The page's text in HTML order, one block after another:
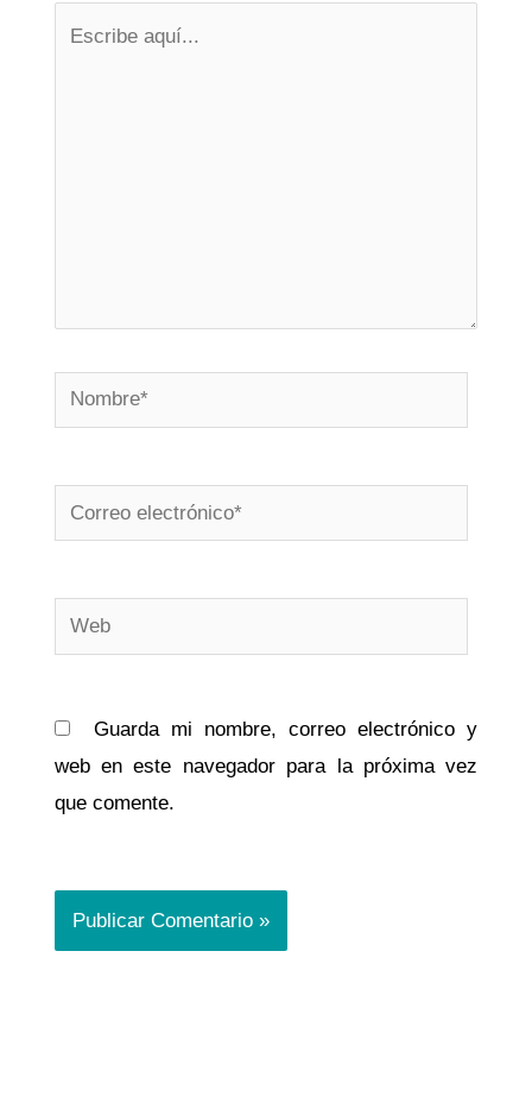
Nombre*
Correo
electrónico*
Web
Guarda mi nombre, correo electrónico y
web en este navegador para la próxima vez
que comente.